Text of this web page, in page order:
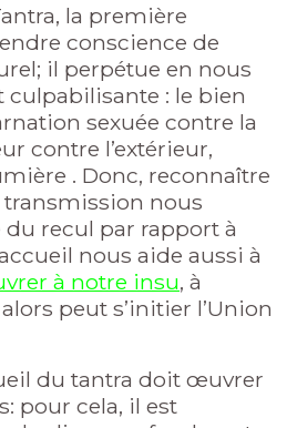
la première
conscience de
il perpétue en nous
culpabilisante : le bien
sexuée contre la
contre l’extérieur,
. Donc, reconnaître
nous
recul par rapport à
nous aide aussi à
à notre insu, à
peut s’initier l’Union
du tantra doit œuvrer
pour cela, il est